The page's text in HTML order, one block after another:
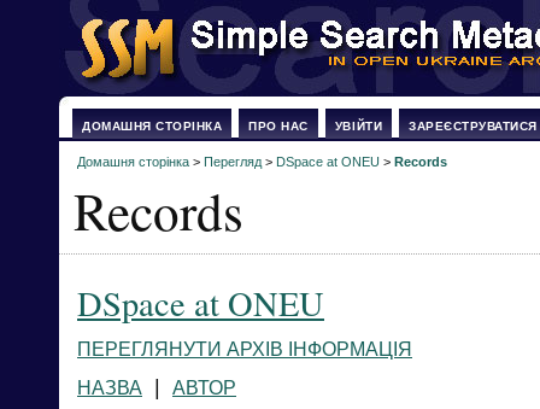
ДОМАШНЯ СТОРІНКА ПРО НАС УВІЙТИ ЗАРЕЄСТРУВАТИСЯ
Домашня сторінка > Перегляд > DSpace at ONEU > Records
Records
DSpace at ONEU
ПЕРЕГЛЯНУТИ АРХІВ ІНФОРМАЦІЯ
НАЗВА
| АВТОР